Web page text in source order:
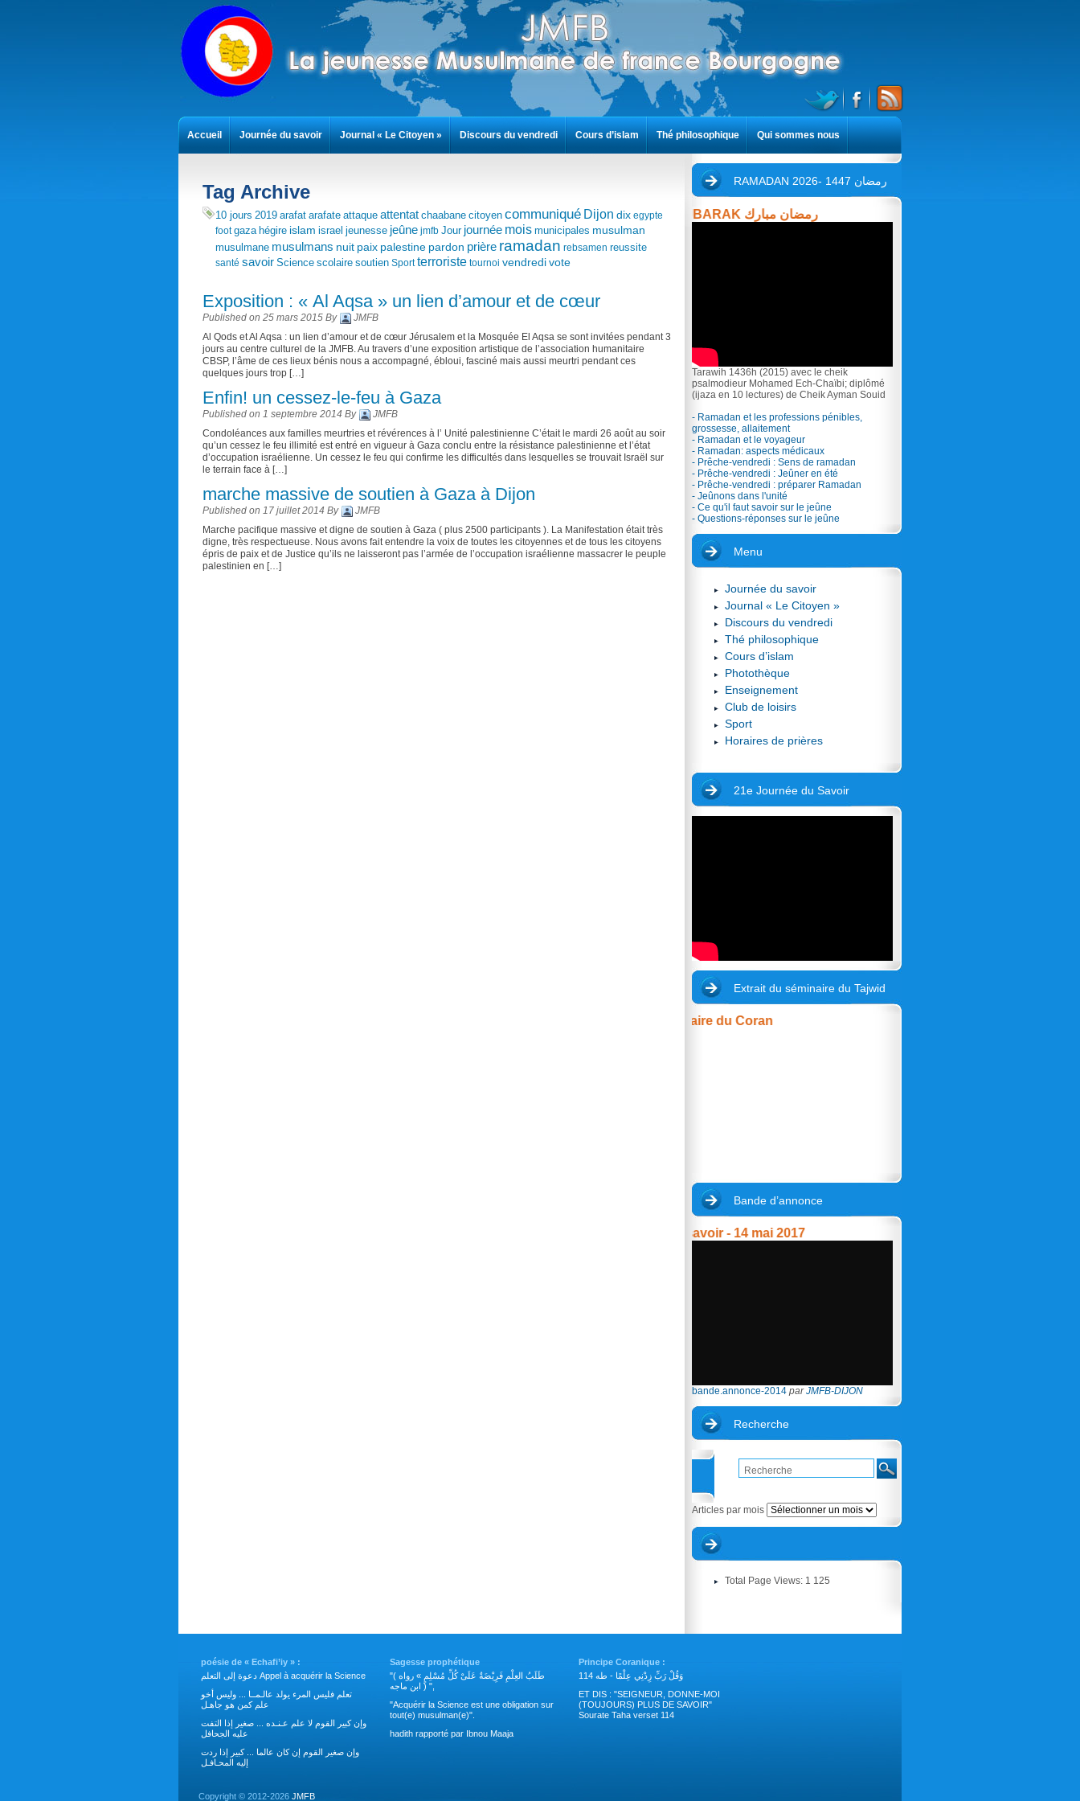
Tag Archive
10 jours 2019 arafat arafate attaque attentat chaabane citoyen communiqué Dijon dix egypte
foot gaza hégire islam israel jeunesse jeûne jmfb Jour journée mois municipales musulman
musulmane musulmans nuit paix palestine pardon prière ramadan rebsamen reussite
santé savoir Science scolaire soutien Sport terroriste tournoi vendredivote
Exposition : « Al Aqsa » un lien d’amour et de cœur
Published on 25 mars 2015 By
JMFB
Al Qods et Al Aqsa : un lien d’amour et de cœur Jérusalem et la Mosquée El Aqsa se sont invitées pendant 3
jours au centre culturel de la JMFB. Au travers d’une exposition artistique de l’association humanitaire
CBSP, l’âme de ces lieux bénis nous a accompagné, ébloui, fasciné mais aussi meurtri pendant ces
quelques jours trop […]
Enfin! un cessez-le-feu à Gaza
Published on 1 septembre 2014 By
JMFB
Condoléances aux familles meurtries et révérences à l’ Unité palestinienne C’était le mardi 26 août au soir
qu’un cessez le feu illimité est entré en vigueur à Gaza conclu entre la résistance palestinienne et l’état
d’occupation israélienne. Un cessez le feu qui confirme les difficultés dans lesquelles se trouvait Israël sur
le terrain face à […]
marche massive de soutien à Gaza à Dijon
Published on 17 juillet 2014 By
JMFB
Marche pacifique massive et digne de soutien à Gaza ( plus 2500 participants ). La Manifestation était très
digne, très respectueuse. Nous avons fait entendre la voix de toutes les citoyennes et de tous les citoyens
épris de paix et de Justice qu’ils ne laisseront pas l’armée de l’occupation israélienne massacrer le peuple
palestinien en […]
RAMADAN 2026- 1447 رمضان
RAMADAN MOUBARAK رمضان مبارك
Tarawih 1436h (2015) avec le cheik
psalmodieur Mohamed Ech-Chaïbi; diplômé
(ijaza en 10 lectures) de Cheik Ayman Souid
- Ramadan et les professions pénibles,
grossesse, allaitement
- Ramadan et le voyageur
- Ramadan: aspects médicaux
- Prêche-vendredi : Sens de ramadan
- Prêche-vendredi : Jeûner en été
- Prêche-vendredi : préparer Ramadan
- Jeûnons dans l'unité
- Ce qu'il faut savoir sur le jeûne
- Questions-réponses sur le jeûne
Menu
Journée du savoir
Journal « Le Citoyen »
Discours du vendredi
Thé philosophique
Cours d’islam
Photothèque
Enseignement
Club de loisirs
Sport
Horaires de prières
21e Journée du Savoir
Extrait du séminaire du Tajwid
Extrait du séminaire du Coran
Bande d’annonce
23e journée du savoir - 14 mai 2017
bande.annonce-2014 parJMFB-DIJON
Recherche
Articles
Articles par mois
Total Page Views: 1 125
Accueil Journée du savoir Journal « Le Citoyen » Discours du vendredi Cours d’islam Thé philosophique Qui sommes nous
poésie de « Echafi’iy » :
دعوة إلى التعلم Appel à acquérir la Science
تعلم فليس المرء يولد عالـمــا ... وليس أخو
علم كمن هو جاهـل
وإن كبير القوم لا علم عـنـده ... صغير إذا التفت
عليه الجحافل
وإن صغير القوم إن كان عالما ... كبير إذا ردت
إليه المحـافـل
Sagesse prophétique
"( طَلَبُ العِلْمِ فَرِيْضَةٌ عَلَىْ كُلِّ مُسْلِمٍ » رواه
ابن ماجه ) ",
"Acquérir la Science est une obligation sur
tout(e) musulman(e)".
hadith rapporté par Ibnou Maaja
Principe Coranique :
وَقُلْ رَبِّ زِدْنِي عِلْمًا - طه 114
ET DIS : "SEIGNEUR, DONNE-MOI
(TOUJOURS) PLUS DE SAVOIR"
Sourate Taha verset 114
Copyright © 2012-2026 JMFB